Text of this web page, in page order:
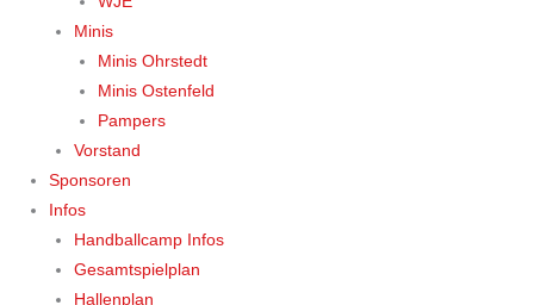
Minis
Minis Ohrstedt
Minis Ostenfeld
Pampers
Vorstand
Sponsoren
Infos
Handballcamp Infos
Gesamtspielplan
Hallenplan